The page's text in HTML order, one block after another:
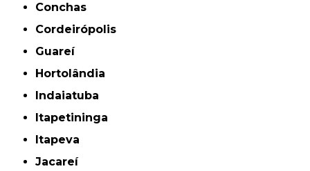
Conchas
Cordeirópolis
Guareí
Hortolândia
Indaiatuba
Itapetininga
Itapeva
Jacareí